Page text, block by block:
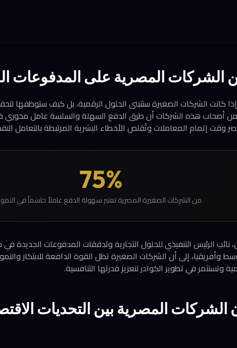
الشركات المصرية على المدفوعات
كانت الشركات الصغيرة ستتبنى الحلول الرقمية، بل كيف ستوظفها
يرى 75% من أصحاب هذه الشركات أن طرق الدفع السهلة والسلسة عامل
وقت إتمام المعاملات وتُقلص الأخطاء البشرية المرتبطة بالتعامل
75%
من الشركات الصغيرة المصرية تعتبر سهولة الدفع عاملاً حاسماً في النمو
نائب الرئيس التنفيذي للحلول التجارية وتدفقات المدفوعات الجديدة
وأفريقيا، إلى أن الشركات الصغيرة تظل القوة الدافعة للابتكار
وتستثمر في تطوير الكوادر لتعزيز قدرتها التنافسية.
المصرية بين التحديات